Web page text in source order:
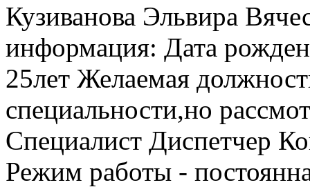
Кузиванова Эльвира
информация: Дата
25лет Желаемая
специальности,но
Специалист Диспетчер
Режим работы -